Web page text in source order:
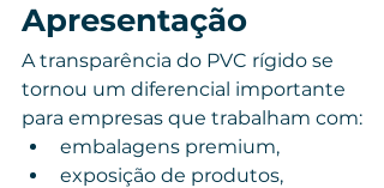
Apresentação
A transparência do PVC rígido se
tornou um diferencial importante
para empresas que trabalham com:
embalagens premium,
exposição de produtos,